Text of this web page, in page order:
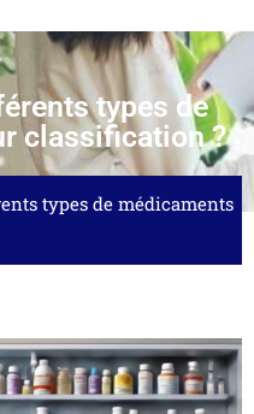
types de
classification ?
types de médicaments